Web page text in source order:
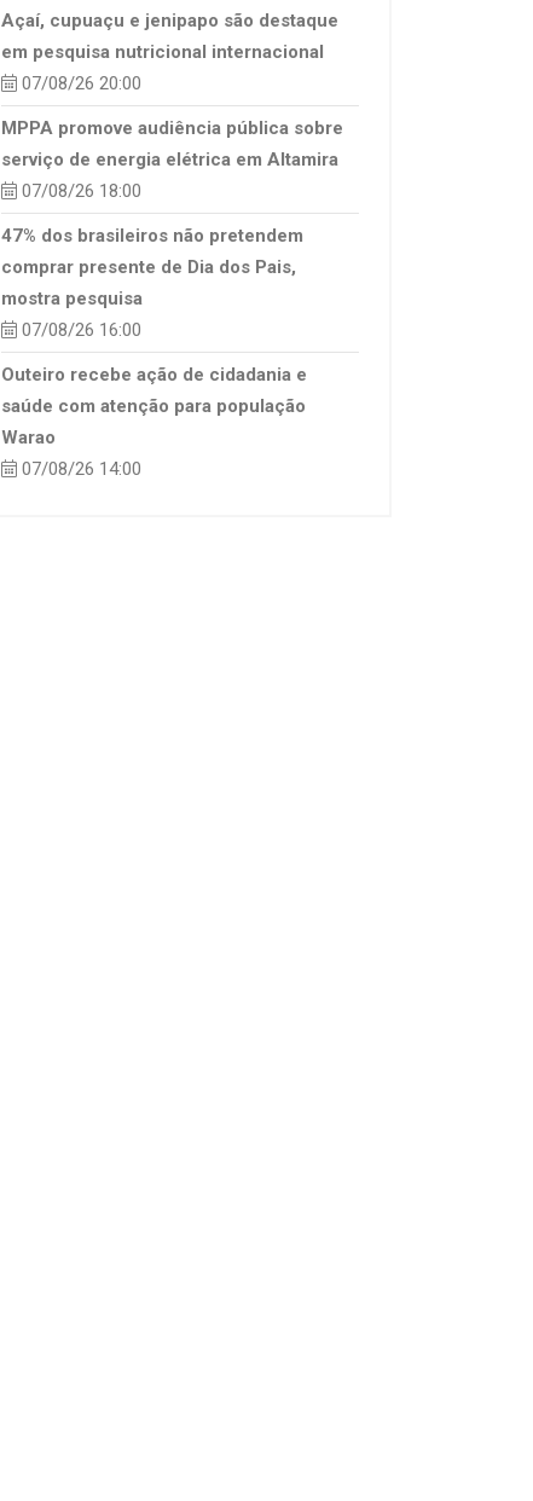
Açaí, cupuaçu e jenipapo são destaque
em pesquisa nutricional internacional
07/08/26 20:00
MPPA promove audiência pública sobre
serviço de energia elétrica em Altamira
07/08/26 18:00
47% dos brasileiros não pretendem
comprar presente de Dia dos Pais,
mostra pesquisa
07/08/26 16:00
Outeiro recebe ação de cidadania e
saúde com atenção para população
Warao
07/08/26 14:00